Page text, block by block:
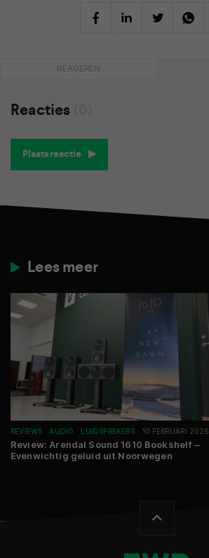
REAGEREN
Reacties
Plaats reactie
Lees meer
REVIEWS AUDIO LUIDSPREKERS 10 FEBRUARI 2026
Review: Arendal Sound 1610 Bookshelf –
Evenwichtig geluid uit Noorwegen